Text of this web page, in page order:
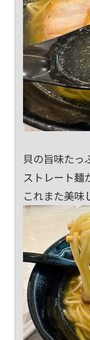
貝の旨味たっ
ストレート麺
これまた美